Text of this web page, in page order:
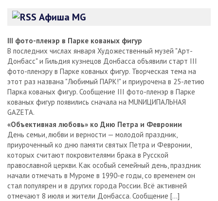
Афиша MG
III фото-пленэр в Парке кованых фигур
В последних числах января Художественный музей "Арт-
Донбасс" и Гильдия кузнецов Донбасса объявили старт III
фото-пленэру в Парке кованых фигур. Творческая тема на
этот раз названа "Любимый ПАРК!" и приурочена в 25-летию
Парка кованых фигур. Сообщение III фото-пленэр в Парке
кованых фигур появились сначала на MUNИЦИПАЛЬНАЯ
GAZЕТА.
«Объективная любовь» ко Дню Петра и Февронии
День семьи, любви и верности — молодой праздник,
приуроченный ко дню памяти святых Петра и Февронии,
которых считают покровителями брака в Русской
православной церкви. Как особый семейный день, праздник
начали отмечать в Муроме в 1990-е годы, со временем он
стал популярен и в других города России. Всё активней
отмечают 8 июля и жители Донбасса. Сообщение […]